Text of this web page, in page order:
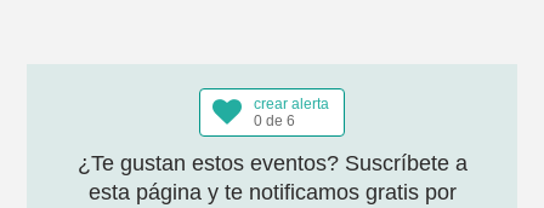
crear alerta
0 de 6
¿Te gustan estos eventos? Suscríbete a
esta página y te notificamos gratis por